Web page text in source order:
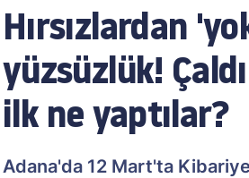
Hırsızlardan
yüzsüzlük!
ilk ne yaptılar?
Adana'da 12 Mart'ta